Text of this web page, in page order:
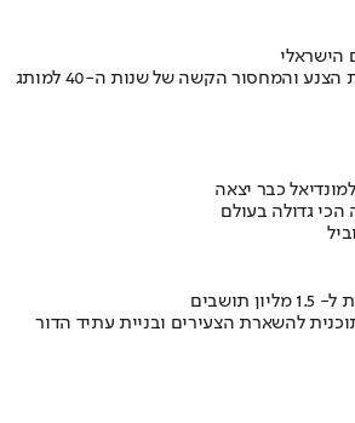
הישראלי
איך אסם הפכה את תקופת הצנע והמחסור הקשה של שנות ה-40 למותג
כבר יצאה
גדולה בעולם
להשארת הצעירים ובניית עתיד הדור